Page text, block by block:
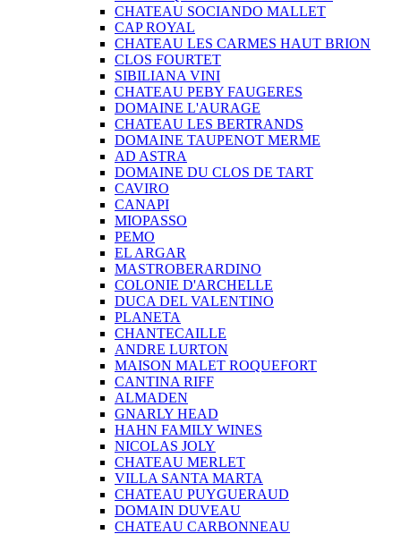
CHATEAU SOCIANDO MALLET
CAP ROYAL
CHATEAU LES CARMES HAUT BRION
CLOS FOURTET
SIBILIANA VINI
CHATEAU PEBY FAUGERES
DOMAINE L'AURAGE
CHATEAU LES BERTRANDS
DOMAINE TAUPENOT MERME
AD ASTRA
DOMAINE DU CLOS DE TART
CAVIRO
CANAPI
MIOPASSO
PEMO
EL ARGAR
MASTROBERARDINO
COLONIE D'ARCHELLE
DUCA DEL VALENTINO
PLANETA
CHANTECAILLE
ANDRE LURTON
MAISON MALET ROQUEFORT
CANTINA RIFF
ALMADEN
GNARLY HEAD
HAHN FAMILY WINES
NICOLAS JOLY
CHATEAU MERLET
VILLA SANTA MARTA
CHATEAU PUYGUERAUD
DOMAIN DUVEAU
CHATEAU CARBONNEAU